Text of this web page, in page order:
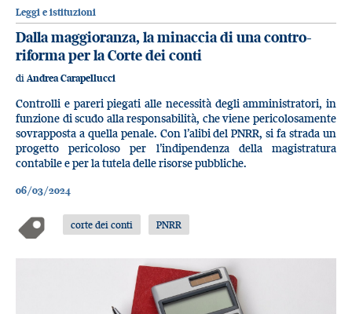
Leggi e istituzioni
Dalla maggioranza, la minaccia di una contro-
riforma per la Corte dei conti
di Andrea Carapellucci
Controlli e pareri piegati alle necessità degli amministratori, in
funzione di scudo alla responsabilità, che viene pericolosamente
sovrapposta a quella penale. Con l’alibi del PNRR, si fa strada un
progetto pericoloso per l’indipendenza della magistratura
contabile e per la tutela delle risorse pubbliche.
06/03/2024
corte dei conti PNRR